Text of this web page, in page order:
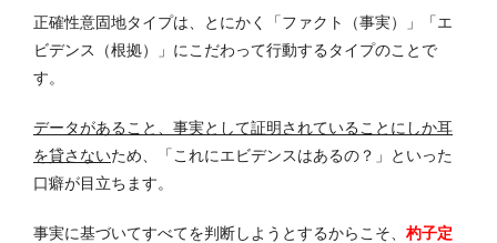
正確性意固地タイプは、とにかく「ファクト（事実）」「エ
ビデンス（根拠）」にこだわって行動するタイプのことで
す。
データがあること、事実として証明されていることにしか耳
を貸さないため、「これにエビデンスはあるの？」といった
口癖が目立ちます。
事実に基づいてすべてを判断しようとするからこそ、 杓子定